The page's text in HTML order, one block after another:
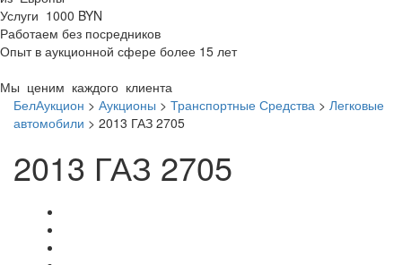
Услуги 1000 BYN
Работаем без посредников
Опыт в аукционной сфере более 15 лет
Мы ценим каждого клиента
БелАукцион > Аукционы > Транспортные Средства > Легковые
автомобили > 2013 ГАЗ 2705
2013 ГАЗ 2705